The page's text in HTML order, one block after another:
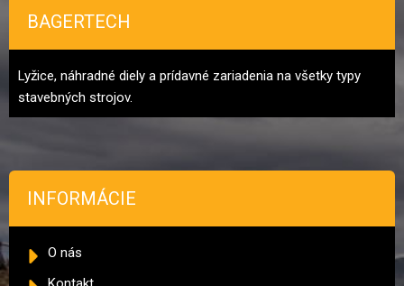
BAGERTECH
Lyžice, náhradné diely a prídavné zariadenia na všetky typy
stavebných strojov.
INFORMÁCIE
O nás